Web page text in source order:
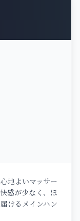
地よいマッサー
感が少なく、ほ
けるメインハン